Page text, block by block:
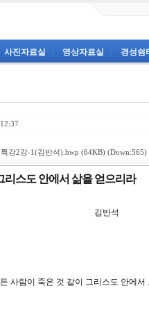
사진자료실 영상자료실 경성쉼
강2강-1(김반석).hwp (64KB) (Down:565)
리스도 안에서 삶을 얻으리라
제2강 김반석
사람이 죽은 것 같이 그리스도 안에